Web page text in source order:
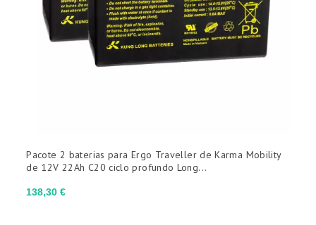
Preço
138,30 €
Pacote 2 baterias para Ergo Traveller de Karma Mobility
de 12V 22Ah C20 ciclo profundo Long...